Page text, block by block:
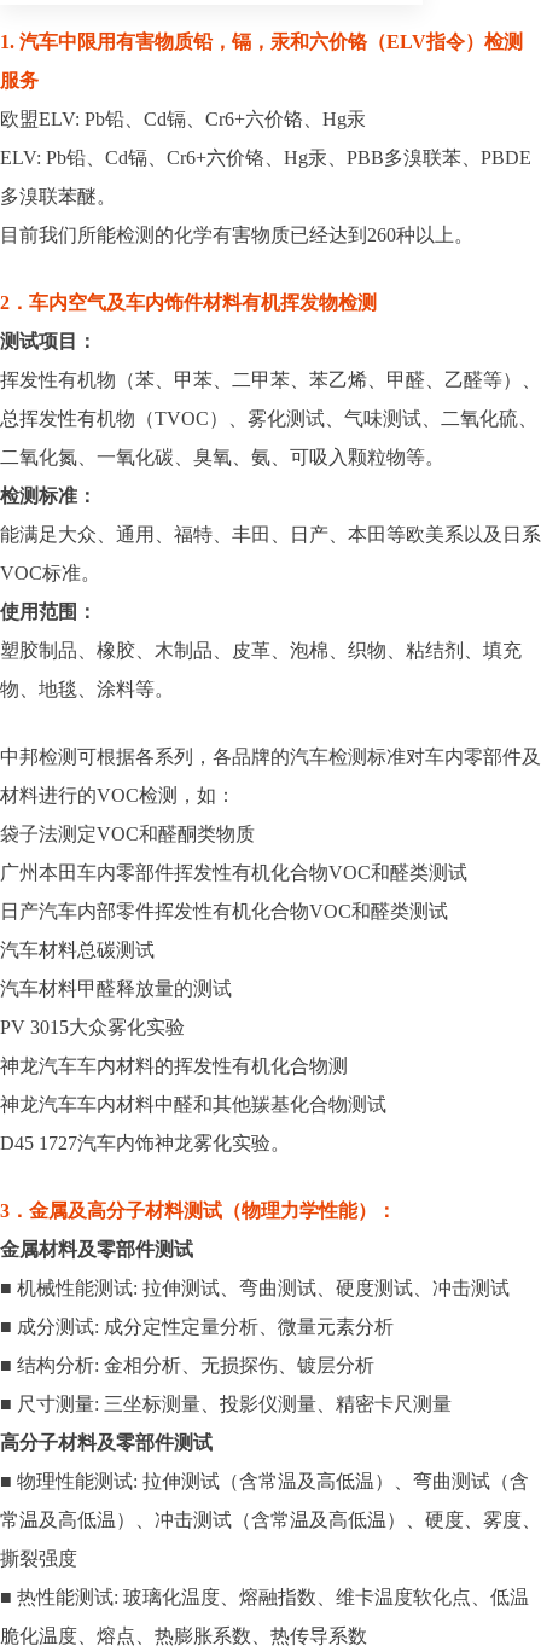
1. 汽车中限用有害物质铅，镉，汞和六价铬（ELV指令）检测
服务
欧盟ELV: Pb铅、Cd镉、Cr6+六价铬、Hg汞
ELV: Pb铅、Cd镉、Cr6+六价铬、Hg汞、PBB多溴联苯、PBDE
多溴联苯醚。
目前我们所能检测的化学有害物质已经达到260种以上。
2．车内空气及车内饰件材料有机挥发物检测
测试项目：
挥发性有机物（苯、甲苯、二甲苯、苯乙烯、甲醛、乙醛等）、
总挥发性有机物（TVOC）、雾化测试、气味测试、二氧化硫、
二氧化氮、一氧化碳、臭氧、氨、可吸入颗粒物等。
检测标准：
能满足大众、通用、福特、丰田、日产、本田等欧美系以及日系
VOC标准。
使用范围：
塑胶制品、橡胶、木制品、皮革、泡棉、织物、粘结剂、填充
物、地毯、涂料等。
中邦检测可根据各系列，各品牌的汽车检测标准对车内零部件及
材料进行的VOC检测，如：
袋子法测定VOC和醛酮类物质
广州本田车内零部件挥发性有机化合物VOC和醛类测试
日产汽车内部零件挥发性有机化合物VOC和醛类测试
汽车材料总碳测试
汽车材料甲醛释放量的测试
PV 3015大众雾化实验
神龙汽车车内材料的挥发性有机化合物测
神龙汽车车内材料中醛和其他羰基化合物测试
D45 1727汽车内饰神龙雾化实验。
3．金属及高分子材料测试（物理力学性能）：
金属材料及零部件测试
■ 机械性能测试: 拉伸测试、弯曲测试、硬度测试、冲击测试
■ 成分测试: 成分定性定量分析、微量元素分析
■ 结构分析: 金相分析、无损探伤、镀层分析
■ 尺寸测量: 三坐标测量、投影仪测量、精密卡尺测量
高分子材料及零部件测试
■ 物理性能测试: 拉伸测试（含常温及高低温）、弯曲测试（含
常温及高低温）、冲击测试（含常温及高低温）、硬度、雾度、
撕裂强度
■ 热性能测试: 玻璃化温度、熔融指数、维卡温度软化点、低温
脆化温度、熔点、热膨胀系数、热传导系数